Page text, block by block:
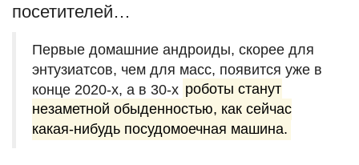
посетителей…
Первые домашние андроиды, скорее для
энтузиатсов, чем для масс, появится уже в
конце 2020-х, а в 30-х роботы станут
незаметной обыденностью, как сейчас
какая-нибудь посудомоечная машина.